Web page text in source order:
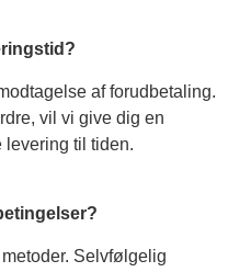
af forudbetaling.
vil vi give dig en
levering til tiden.
Selvfølgelig